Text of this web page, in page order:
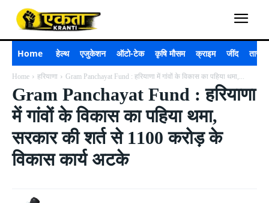
Home हेल्थ एजुकेशन ऑटो-टेक कृषि मौसम क्राइम जींद ताजा
Home हरियाणा Gram Panchayat Fund : हरियाणा में गांवों के विकास का पहिया थमा,...
Gram Panchayat Fund : हरियाणा
में गांवों के विकास का पहिया थमा,
सरकार की शर्त से 1100 करोड़ के
विकास कार्य अटके